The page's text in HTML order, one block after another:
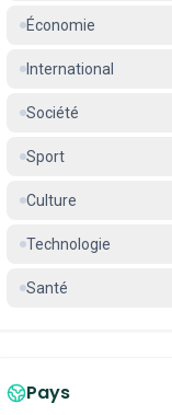
Économie
International
Société
Sport
Culture
Technologie
Santé
Pays